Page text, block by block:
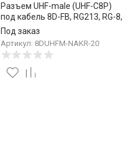
Разъем UHF-male (UHF-C8P)
под кабель 8D-FB, RG213, RG-8,
накручивающийся, 20 шт.
Под заказ
Артикул: 8DUHFM-NAKR-20